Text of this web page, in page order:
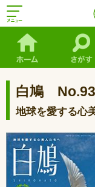
白鳩 No.93
地球を愛する心